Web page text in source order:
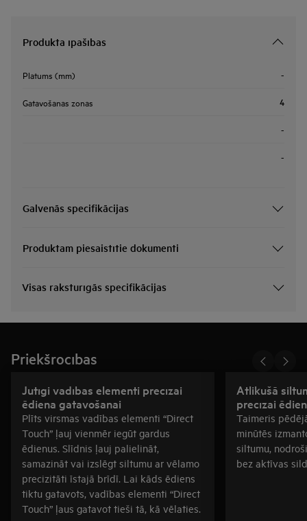
Produkta īpašības
Platums (mm) -
Gatavošanas zonas 4
-
-
Galvenās specifikācijas
Produktam piesaistītie dokumenti
Visas raksturīgās specifikācijas
Priekšrocības
Jutīgi vadības elementi precīzai
ēdiena gatavošanai
Plīts virsmas vadības elementi “Direct
Touch” ļauj vienmēr iegūt gardus
ēdienus. Slīdnis ļauj palielināt,
samazināt vai izslēgt siltumu ar vēlamo
precizitāti īstajā brīdī. Lai kāds ēdiens
tiktu gatavots, vadības elementi “Direct
Touch” ļaus gatavot tieši tā, kā vēlaties.
Atlikušā
precīzai
Taimeris
minūtēs
siltumu,
bez aktīvas